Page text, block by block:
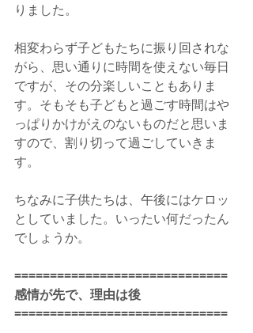
りました。
相変わらず子どもたちに振り回されな
がら、思い通りに時間を使えない毎日
ですが、その分楽しいこともありま
す。そもそも子どもと過ごす時間はや
っぱりかけがえのないものだと思いま
すので、割り切って過ごしていきま
す。
ちなみに子供たちは、午後にはケロッ
としていました。いったい何だったん
でしょうか。
==============================
感情が先で、理由は後
==============================